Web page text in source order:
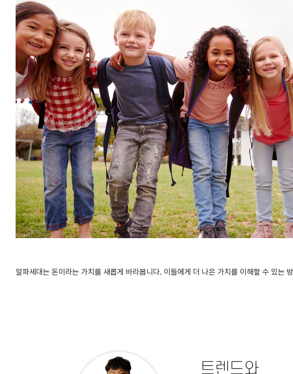
알파세대는 돈이라는 가치를 새롭게 바라봅니다. 이들에게 더 나은 가치를 이해할 수 있는